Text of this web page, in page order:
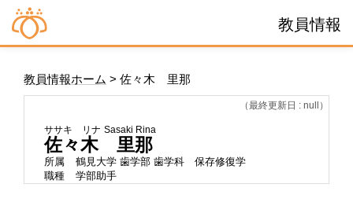
教員情報
教員情報ホーム > 佐々木 里那
（最終更新日 : null）
ササキ リナ Sasaki Rina
佐々木 里那
所属
鶴見大学 歯学部 歯学科 保存修復学
職種
学部助手